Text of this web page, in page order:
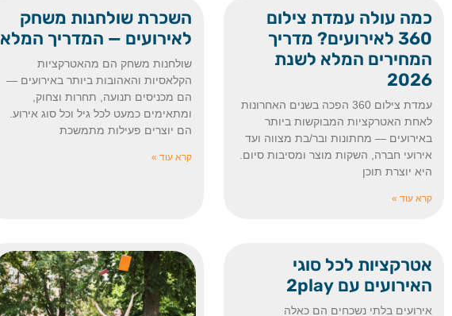
כמה עולה עמדת צילום
360 לאירועים? מדריך
המחירים המלא לשנת
2026
עמדת צילום 360 הפכה בשנים האחרונות
לאחת האטרקציות המבוקשות ביותר
באירועים — מחתונות ובר/בת מצווה ועד
אירועי חברה, השקות מוצר ומסיבות סיום.
היא יוצרת תוכן
קרא עוד »
השכרת שולחנות משחק
לאירועים — המדריך המלא
שולחנות משחק הם מהאטרקציות
הקלאסיות והאהובות ביותר באירועים —
הם מכניסים תנועה, תחרות וצחוק,
ומתאימים כמעט לכל גיל וכל סוג אירוע.
הם יוצרים פעילות מתמשכת
קרא עוד »
אטרקציות לכל סוגי
האירועים עם 2play
אירועים בלתי נשכחים הם כאלה